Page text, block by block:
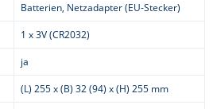
Batterien, Netzadapter (EU-Stecker)
1 x 3V (CR2032)
ja
(L) 255 x (B) 32 (94) x (H) 255 mm